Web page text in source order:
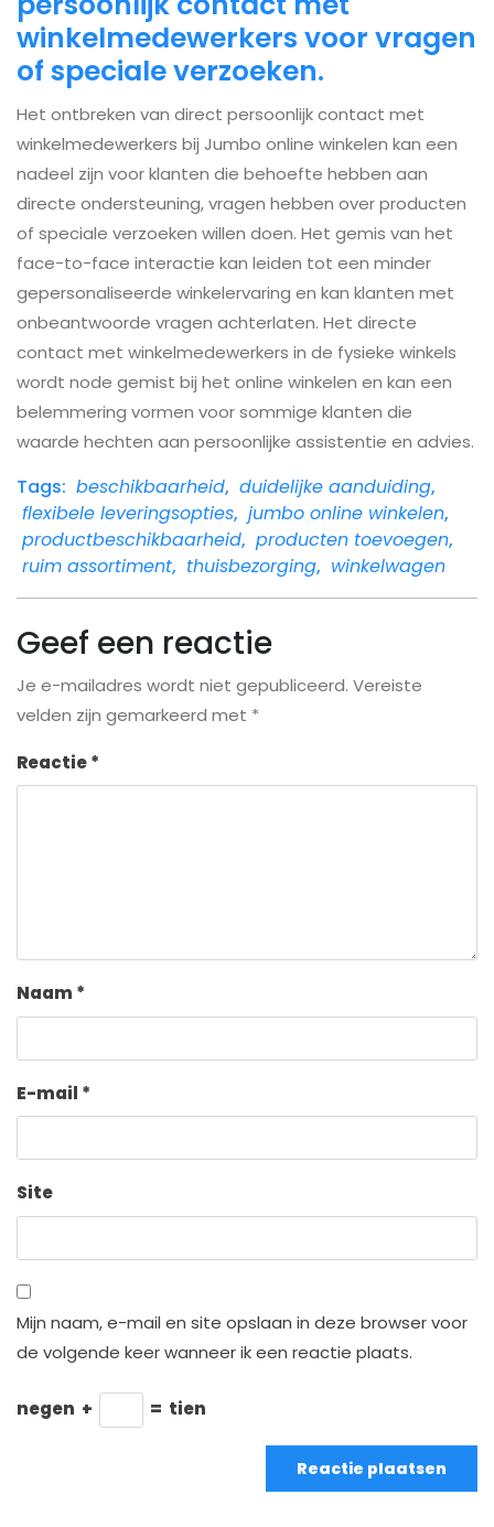
winkelmedewerkers voor vragen
of speciale verzoeken.
Het ontbreken van direct persoonlijk contact met
winkelmedewerkers bij Jumbo online winkelen kan een
nadeel zijn voor klanten die behoefte hebben aan
directe ondersteuning, vragen hebben over producten
of speciale verzoeken willen doen. Het gemis van het
face-to-face interactie kan leiden tot een minder
gepersonaliseerde winkelervaring en kan klanten met
onbeantwoorde vragen achterlaten. Het directe
contact met winkelmedewerkers in de fysieke winkels
wordt node gemist bij het online winkelen en kan een
belemmering vormen voor sommige klanten die
waarde hechten aan persoonlijke assistentie en advies.
Tags: beschikbaarheid, duidelijke aanduiding,
flexibele leveringsopties, jumbo online winkelen,
productbeschikbaarheid, producten toevoegen,
ruim assortiment, thuisbezorging, winkelwagen
Geef een reactie
Je e-mailadres wordt niet gepubliceerd. Vereiste
velden zijn gemarkeerd met *
Reactie*
Naam *
E-mail *
Site
Mijn naam, e-mail en site opslaan in deze browser voor
de volgende keer wanneer ik een reactie plaats.
negen + = tien